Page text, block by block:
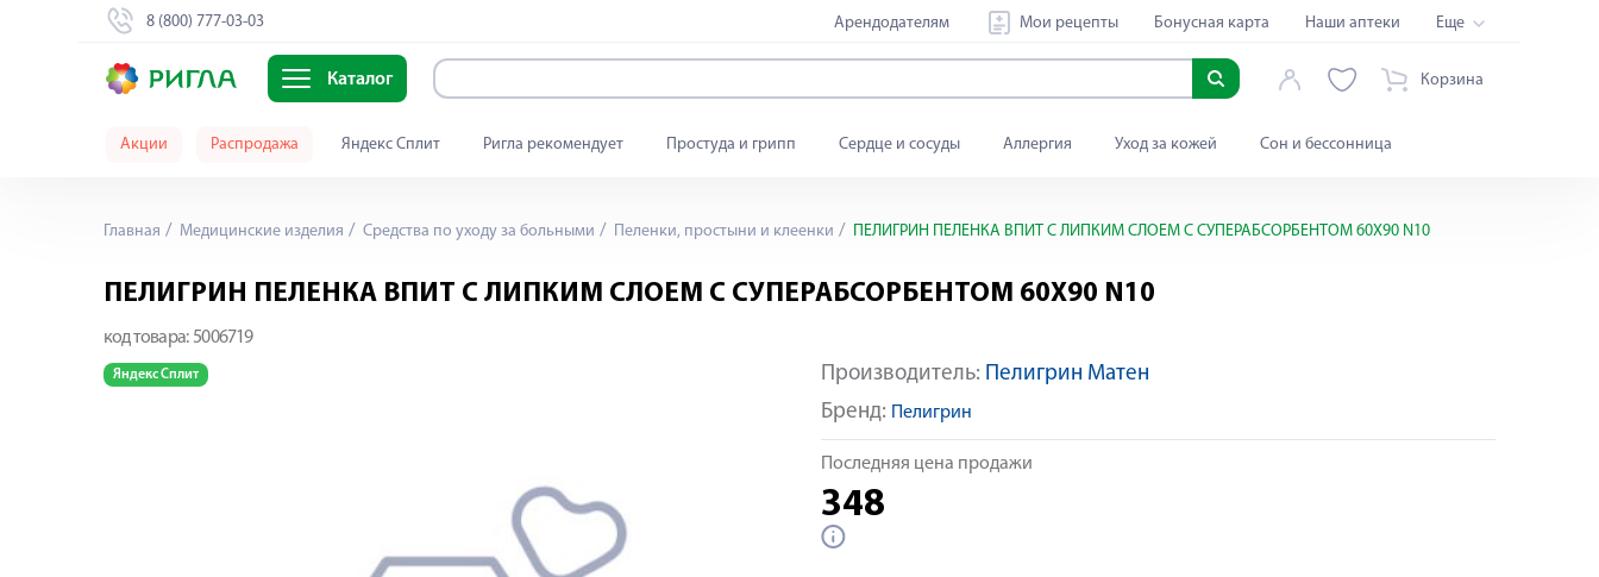
8 (800) 777-03-03 Арендодателям Мои рецепты Бонусная карта Наши аптеки Еще
Каталог Корзина
Акции Распродажа Яндекс Сплит Ригла рекомендует Простуда и грипп Сердце и сосуды Аллергия Уход за кожей Сон и бессонница
Главная Медицинские изделия Средства по уходу за больными Пеленки, простыни и клеенки ПЕЛИГРИН ПЕЛЕНКА ВПИТ С ЛИПКИМ СЛОЕМ С СУПЕРАБСОРБЕНТОМ 60Х90 N10
ПЕЛИГРИН ПЕЛЕНКА ВПИТ С ЛИПКИМ СЛОЕМ С СУПЕРАБСОРБЕНТОМ 60Х90 N10
код товара: 5006719
Яндекс Сплит Производитель: Пелигрин Матен
Бренд: Пелигрин
Последняя цена продажи
348